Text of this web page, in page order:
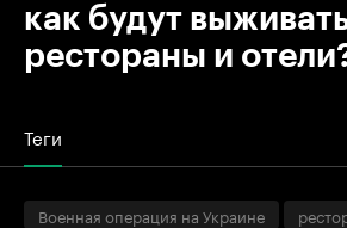
как будут
рестораны и
Теги
Военная операция на Украине